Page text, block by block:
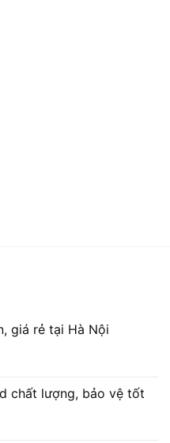
giá rẻ tại Hà Nội
chất lượng, bảo vệ tốt